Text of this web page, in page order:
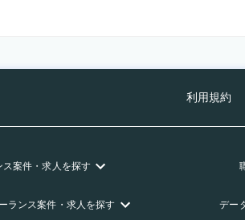
利用規約
ス案件・求人を探す
ランス案件・求人を探す デー